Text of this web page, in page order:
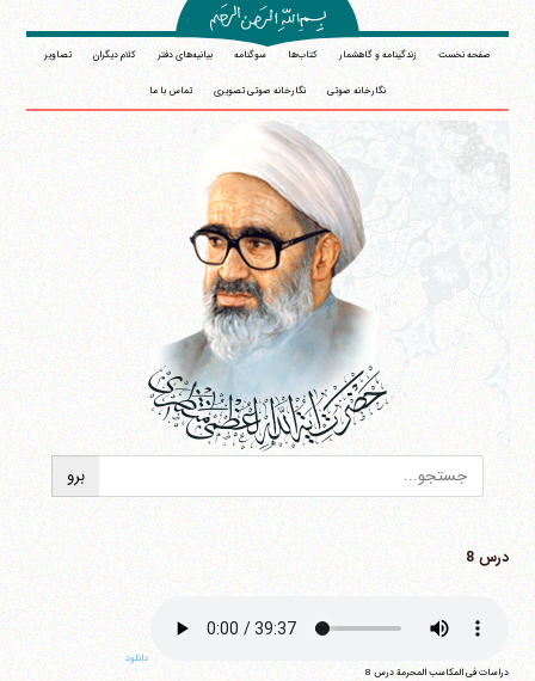
صفحه نخست زندگینامه و گاهشمار کتاب‌ها سوگنامه بیانیه‌های دفتر کلام دیگران تصاویر
نگارخانه صوتی نگارخانه صوتی تصویری تماس با ما
درس 8
دانلود
دراسات فی المکاسب المحرمة درس 8
آیت‌الله منتظری
وب سایت رسمی آیت‌الله منتظری
قم،میدان مصلّی، بلوار شهید محمّد منتظری، كوچه
شماره ٨ کد پستی: 3713744381
فکس37740015-25-98+